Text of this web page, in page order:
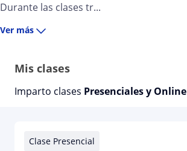
Durante las clases tr...
Ver más
Mis clases
Imparto clases Presenciales y Online
Clase Presencial